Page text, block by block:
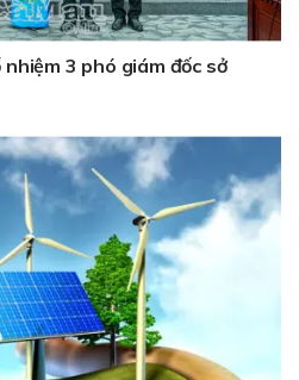
nhiệm 3 phó giám đốc sở